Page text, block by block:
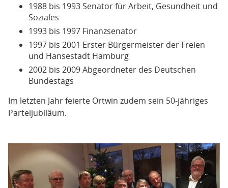
1988 bis 1993 Senator für Arbeit, Gesundheit und
Soziales
1993 bis 1997 Finanzsenator
1997 bis 2001 Erster Bürgermeister der Freien
und Hansestadt Hamburg
2002 bis 2009 Abgeordneter des Deutschen
Bundestags
Im letzten Jahr feierte Ortwin zudem sein 50-jähriges
Parteijubiläum.